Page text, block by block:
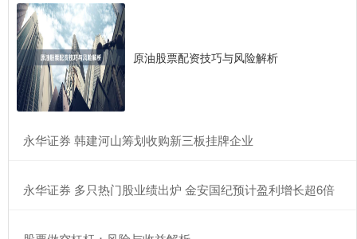
原油股票配资技巧与风险解析
​永华证券 韩建河山筹划收购新三板挂牌企业
​永华证券 多只热门股业绩出炉 金安国纪预计盈利增长超6倍